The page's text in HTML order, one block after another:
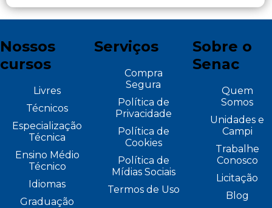
Nossos
cursos
Livres
Técnicos
Especialização
Técnica
Ensino Médio
Técnico
Idiomas
Graduação
Serviços
Compra
Segura
Política de
Privacidade
Política de
Cookies
Política de
Mídias Sociais
Termos de Uso
Sobre o
Senac
Quem
Somos
Unidades e
Campi
Trabalhe
Conosco
Licitação
Blog